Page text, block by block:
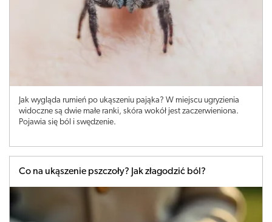
Jak wygląda rumień po ukąszeniu pająka? W miejscu ugryzienia
widoczne są dwie małe ranki, skóra wokół jest zaczerwieniona.
Pojawia się ból i swędzenie.
Co na ukąszenie pszczoły? Jak złagodzić ból?